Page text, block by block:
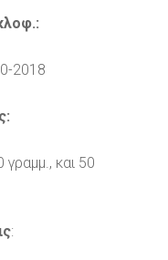
2018
και 50
: